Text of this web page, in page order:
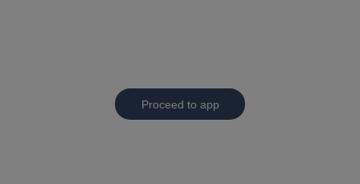
Proceed to app